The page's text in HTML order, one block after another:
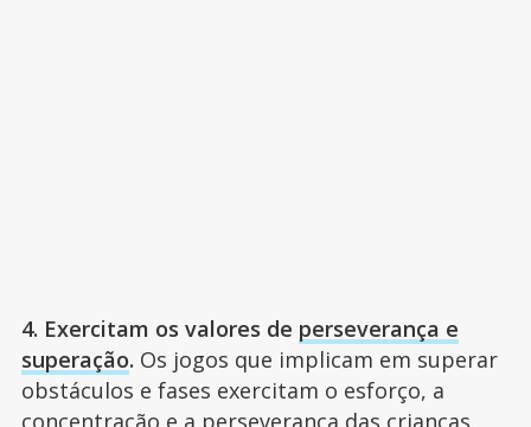
4. Exercitam os valores de perseverança e
superação. Os jogos que implicam em superar
obstáculos e fases exercitam o esforço, a